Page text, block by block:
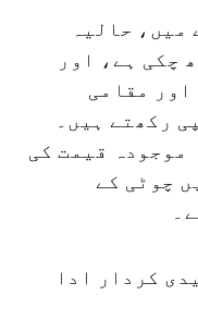
میں، حالیہ
چکی ہے، اور
اور مقامی
رکھتے ہیں۔
موجودہ قیمت کی
چوٹی کے
کردار ادا